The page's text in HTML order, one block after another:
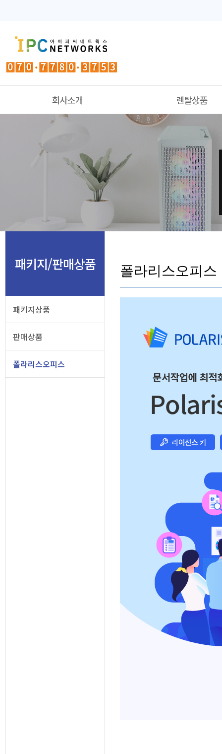
패키지/판매상품
패키지상품
판매상품
폴라리스오피스
폴라리스오피스